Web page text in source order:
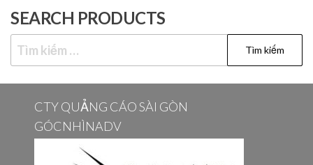
SEARCH PRODUCTS
Tìm
kiếm
cho:
CTY QUẢNG CÁO SÀI GÒN
GÓCNHÌNADV